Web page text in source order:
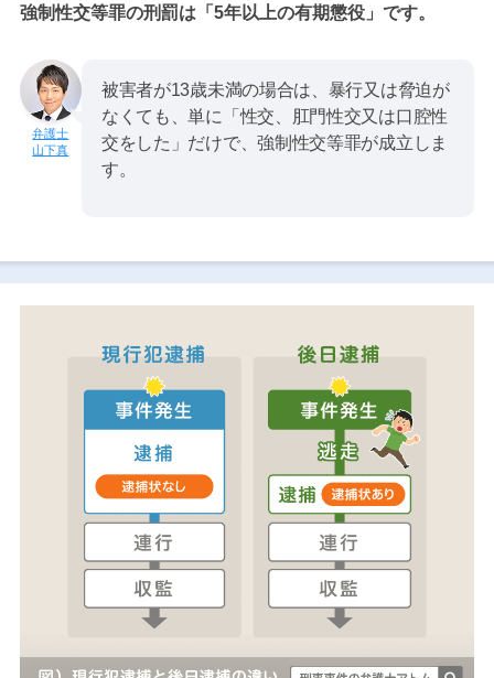
強制性交等罪の刑罰は「5年以上の有期懲役」です。
山下真
被害者が13歳未満の場合は、暴行又は脅迫が
なくても、単に「性交、肛門性交又は口腔性
交をした」だけで、強制性交等罪が成立しま
す。